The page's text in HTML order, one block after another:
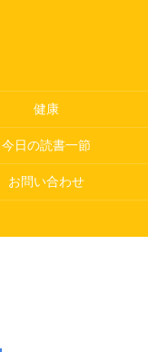
健康
今日の読書一節
お問い合わせ